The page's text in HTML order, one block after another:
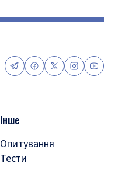
Інше
Опитування
Тести